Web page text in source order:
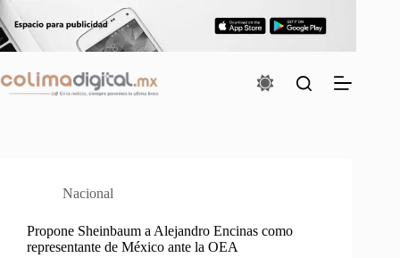
Saltar
al
contenido
Nacional
Propone Sheinbaum a Alejandro Encinas como
representante de México ante la OEA